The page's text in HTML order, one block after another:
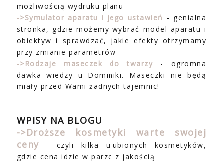
możliwością wydruku planu
->Symulator aparatu i jego ustawień - genialna
stronka, gdzie możemy wybrać model aparatu i
obiektyw i sprawdzać, jakie efekty otrzymamy
przy zmianie parametrów
->Rodzaje maseczek do twarzy - ogromna
dawka wiedzy u Dominiki. Maseczki nie będą
miały przed Wami żadnych tajemnic!
WPISY NA BLOGU
->Droższe kosmetyki warte swojej
ceny - czyli kilka ulubionych kosmetyków,
gdzie cena idzie w parze z jakością